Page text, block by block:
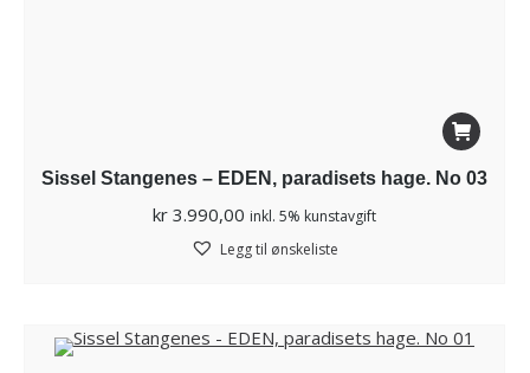
Sissel Stangenes – EDEN, paradisets hage. No 03
kr 3.990,00 inkl. 5% kunstavgift
Legg til ønskeliste